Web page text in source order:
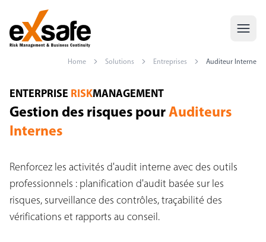
Home Solutions Entreprises Auditeur Interne
Gestion des risques pour Auditeurs Internes — Audit & Contrôle
ENTERPRISE RISKMANAGEMENT
Gestion des risques pourAuditeurs
Internes
Renforcez les activités d'audit interne avec des outils
professionnels : planification d'audit basée sur les
risques, surveillance des contrôles, traçabilité des
vérifications et rapports au conseil.